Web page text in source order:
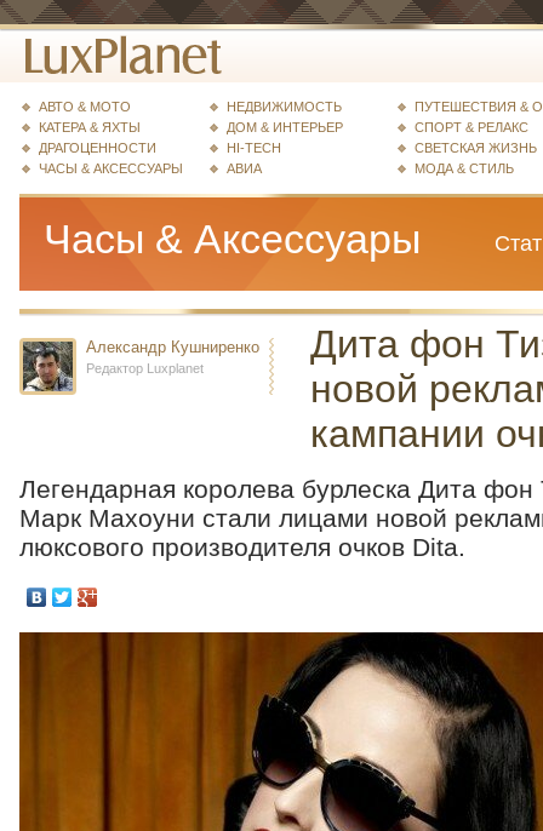
АВТО & МОТО
КАТЕРА & ЯХТЫ
ДРАГОЦЕННОСТИ
ЧАСЫ & АКСЕССУАРЫ
НЕДВИЖИМОСТЬ
ДОМ & ИНТЕРЬЕР
HI-TECH
АВИА
ПУТЕШЕСТВИЯ &
СПОРТ & РЕЛАКС
СВЕТСКАЯ ЖИЗНЬ
МОДА & СТИЛЬ
Часы & Аксессуары
Александр Кушниренко
Редактор Luxplanet
Дита фон
новой
кампании
Легендарная королева бурлеска Дита фон
Марк Махоуни стали лицами новой
люксового производителя очков Dita.